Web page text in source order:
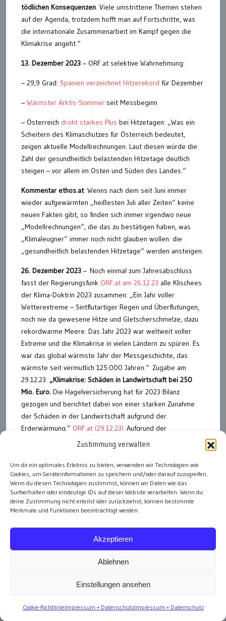
Zustimmung verwalten
Um dir ein optimales Erlebnis zu bieten, verwenden wir Technologien wie
Cookies, um Geräteinformationen zu speichern und/oder darauf zuzugreifen.
Wenn du diesen Technologien zustimmst, können wir Daten wie das
Surfverhalten oder eindeutige IDs auf dieser Website verarbeiten. Wenn du
deine Zustimmung nicht erteilst oder zurückziehst, können bestimmte
Merkmale und Funktionen beeinträchtigt werden.
Akzeptieren
Ablehnen
Einstellungen ansehen
Cookie-RichtlinieImpressum + DatenschutzImpressum + Datenschutz
tödlichen Konsequenzen. Viele umstrittene Themen stehen
auf der Agenda, trotzdem hofft man auf Fortschritte, was
die internationale Zusammenarbeit im Kampf gegen die
Klimakrise angeht.“
13. Dezember 2023 – ORF.at selektive Wahrnehmung:
– 29,9 Grad: Spanien verzeichnet Hitzerekord für Dezember
– Wärmster Arktis-Sommer seit Messbeginn
– Österreich droht starkes Plus bei Hitzetagen: „Was ein
Scheitern des Klimaschutzes für Österreich bedeutet,
zeigen aktuelle Modellrechnungen. Laut diesen würde die
Zahl der gesundheitlich belastenden Hitzetage deutlich
steigen – vor allem im Osten und Süden des Landes.“
Kommentar ethos.at: Wenns nach dem seit Juni immer
wieder aufgewärmten „heißesten Juli aller Zeiten“ keine
neuen Fakten gibt, so finden sich immer irgendwo neue
„Modellrechnungen“, die das zu bestätigen haben, was
„Klimaleugner“ immer noch nicht glauben wollen: die
„gesundheitlich belastenden Hitzetage“ werden ansteigen.
26. Dezember 2023 – Noch einmal zum Jahresabschluss
fasst der Regierungsfunk ORF.at am 26.12.23 alle Klischees
der Klima-Doktrin 2023 zusammen: „Ein Jahr voller
Wetterextreme – Sintflutartiger Regen und Überflutungen,
noch nie da gewesene Hitze und Gletscherschmelze, dazu
rekordwarme Meere. Das Jahr 2023 war weltweit voller
Extreme und die Klimakrise in vielen Ländern zu spüren. Es
war das global wärmste Jahr der Messgeschichte, das
wärmste seit vermutlich 125.000 Jahren.“ Zugabe am
29.12.23: „Klimakrise: Schäden in Landwirtschaft bei 250
Mio. Euro. Die Hagelversicherung hat für 2023 Bilanz
gezogen und berichtet dabei von einer starken Zunahme
der Schäden in der Landwirtschaft aufgrund der
Erderwärmung.“ ORF.at (29.12.23) Aufgrund der
Erderwärmung – das kann nicht bezweifelt werden, weil es
Hagel – diese antiquierte Logik ist mit der herrschenden
Klimaideologie nicht vereinbar.